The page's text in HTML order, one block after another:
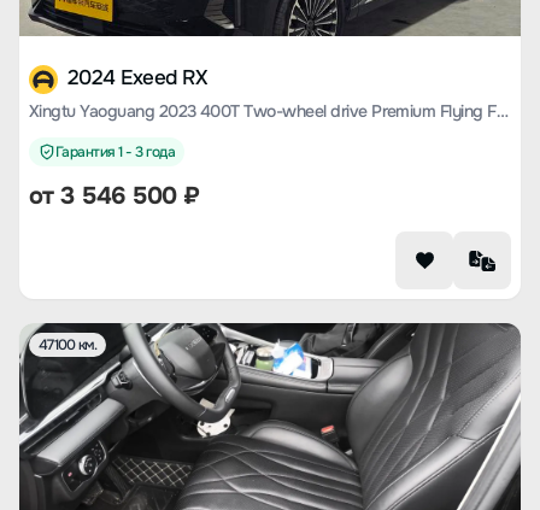
2024 Exeed RX
Xingtu Yaoguang 2023 400T Two-wheel drive Premium Flying Fish Version
Гарантия 1 - 3 года
от3 546 500₽
47100 км.